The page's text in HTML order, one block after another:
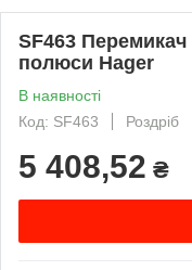
SF463 Перемикач
полюси Hager
В наявності
Код: SF463
Роздріб
5 408,52 ₴